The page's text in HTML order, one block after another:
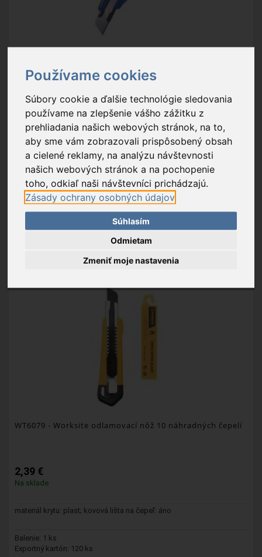
Používame cookies
Súbory cookie a ďalšie technológie sledovania
používame na zlepšenie vášho zážitku z
prehliadania našich webových stránok, na to,
aby sme vám zobrazovali prispôsobený obsah
a cielené reklamy, na analýzu návštevnosti
našich webových stránok a na pochopenie
toho, odkiaľ naši návštevníci prichádzajú.
Zásady ochrany osobných údajov
Súhlasím
Odmietam
Zmeniť moje nastavenia
1,79 €
Na sklade
materiál krytu: plast; kovová lišta na čepeľ: áno
Balenie: 1 ks
Exportný kartón: 300 ks
PRIDAŤ DO KOŠÍKA
OBĽÚBENÉ
WT6079 - Worksite odlamovací nôž 10 náhradných čepelí
2,39 €
Na sklade
materiál krytu: plast; kovová lišta na čepeľ: áno
Balenie: 1 ks
Exportný kartón: 120 ks